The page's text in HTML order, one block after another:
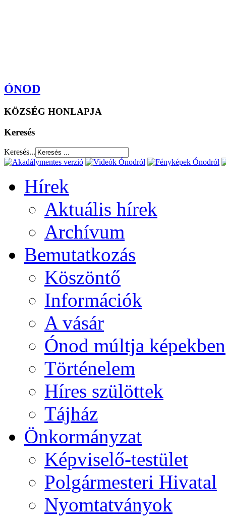
ÓNOD
KÖZSÉG HONLAPJA
Keresés
Keresés...
Hírek
Aktuális hírek
Archívum
Bemutatkozás
Köszöntő
Információk
A vásár
Ónod múltja képekben
Történelem
Híres szülöttek
Tájház
Önkormányzat
Képviselő-testület
Polgármesteri Hivatal
Nyomtatványok